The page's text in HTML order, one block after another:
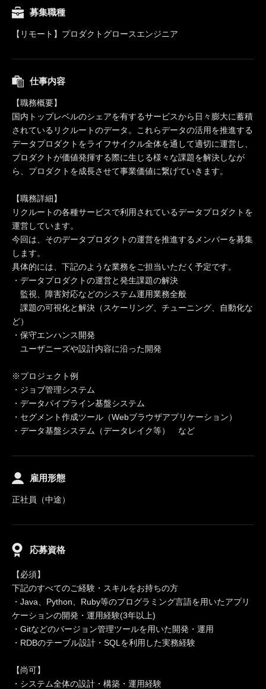
募集職種
【リモート】プロダクトグロースエンジニア
仕事内容
【職務概要】
国内トップレベルのシェアを有するサービスから日々膨大に蓄積
されているリクルートのデータ。これらデータの活用を推進する
データプロダクトをライフサイクル全体を通して適切に運営し、
プロダクトが価値発揮する際に生じる様々な課題を解決しなが
ら、プロダクトを成長させて事業価値に繋げていきます。
【職務詳細】
リクルートの各種サービスで利用されているデータプロダクトを
運営しています。
今回は、そのデータプロダクトの運営を推進するメンバーを募集
します。
具体的には、下記のような業務をご担当いただく予定です。
・データプロダクトの運営と発生課題の解決
監視、障害対応などのシステム運用業務全般
課題の可視化と解決（スケーリング、チューニング、自動化な
ど）
・保守エンハンス開発
ユーザニーズや設計内容に沿った開発
※プロジェクト例
・ジョブ管理システム
・データパイプライン基盤システム
・セグメント作成ツール（Webブラウザアプリケーション）
・データ基盤システム（データレイク等） など
雇用形態
正社員（中途）
応募資格
【必須】
下記のすべてのご経験・スキルをお持ちの方
・Java、Python、Ruby等のプログラミング言語を用いたアプリ
ケーションの開発・運用経験(3年以上)
・Gitなどのバージョン管理ツールを用いた開発・運用
・RDBのテーブル設計・SQLを利用した実務経験
【尚可】
・システム全体の設計・構築・運用経験